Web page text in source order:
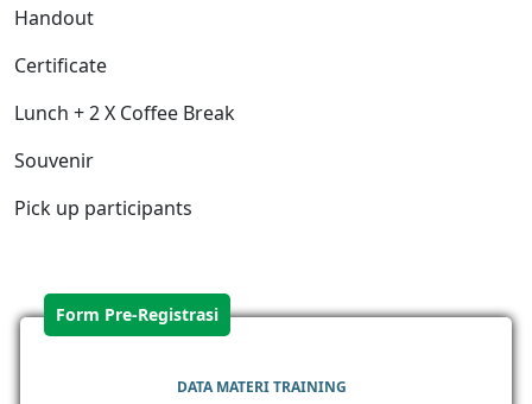
Handout
Certificate
Lunch + 2 X Coffee Break
Souvenir
Pick up participants
Form Pre-Registrasi
DATA MATERI TRAINING